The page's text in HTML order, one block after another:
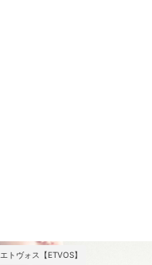
エトヴォス【ETVOS】